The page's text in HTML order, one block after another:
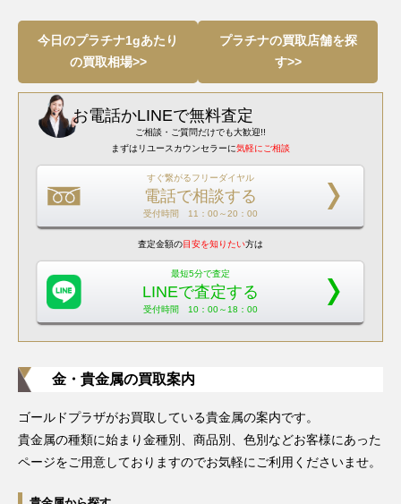
9,423 円/g
今日のプラチナ1gあたり
の買取相場>>
プラチナの買取店舗を探
す>>
お電話かLINEで無料査定
ご相談・ご質問だけでも大歓迎!!
まずはリユースカウンセラーに気軽にご相談
すぐ繋がるフリーダイヤル
電話で相談する
受付時間 11：00～20：00
査定金額の目安を知りたい方は
最短5分で査定
LINEで査定する
受付時間 10：00～18：00
金・貴金属の買取案内
ゴールドプラザがお買取している貴金属の案内です。
貴金属の種類に始まり金種別、商品別、色別などお客様にあった
ページをご用意しておりますのでお気軽にご利用くださいませ。